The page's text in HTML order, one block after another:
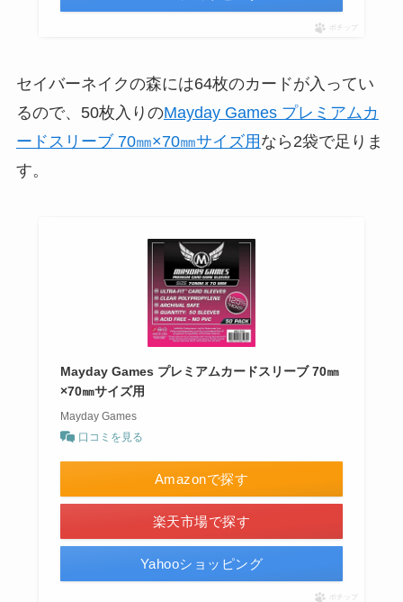
ポチップ
セイバーネイクの森には64枚のカードが入ってい
るので、50枚入りのMayday Games プレミアムカ
ードスリーブ 70㎜×70㎜サイズ用 なら2袋で足りま
す。
Mayday Games プレミアムカードスリーブ 70㎜
×70㎜サイズ用
Mayday Games
口コミを見る
Amazonで探す
楽天市場で探す
Yahooショッピング
ポチップ